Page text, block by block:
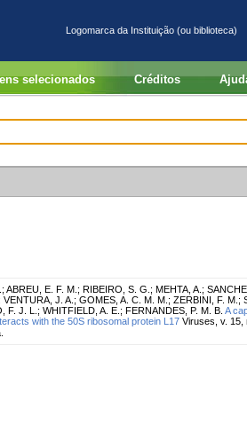
Logomarca da Instituição (ou biblioteca)
selecionados Créditos
; ABREU, E. F. M. ; RIBEIRO, S. G. ; MEHTA, A. ;
VENTURA, J. A. ; GOMES, A. C. M. M. ; ZERBINI, F. M. ;
F. J. L. ; WHITFIELD, A. E. ; FERNANDES, P. M. B. A
with the 50S ribosomal protein L17 Viruses, v. 15,